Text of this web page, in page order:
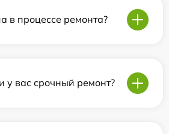
в процессе ремонта?
у вас срочный ремонт?